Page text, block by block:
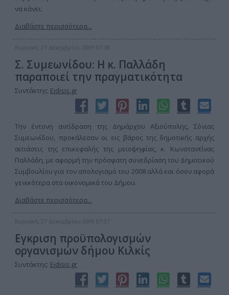
να κάνει:
Διαβάστε περισσότερα...
Κυριακή, 27 Δεκεμβρίου 2009 07:38
Σ. Συμεωνίδου: Η κ. Παλλάδη
παραποιεί την πραγματικότητα
Συντάκτης: Eidisis.gr
Την έντονη αντίδραση της Δημάρχου Αξιούπολης, Σόνιας
Συμεωνίδου, προκάλεσαν οι εις βάρος της δημοτικής αρχής
αιτιάσεις της επικεφαλής της μειοψηφίας, κ. Κωνσταντίνας
Παλλάδη, με αφορμή την πρόσφατη συνεδρίαση του Δημοτικού
Συμβουλίου για τον απολογισμό του 2008 αλλά και όσον αφορά
γενικότερα στα οικονομικά του Δήμου.
Διαβάστε περισσότερα...
Κυριακή, 27 Δεκεμβρίου 2009 07:37
Εγκριση προϋπολογισμών
οργανισμών δήμου Κιλκίς
Συντάκτης: Eidisis.gr